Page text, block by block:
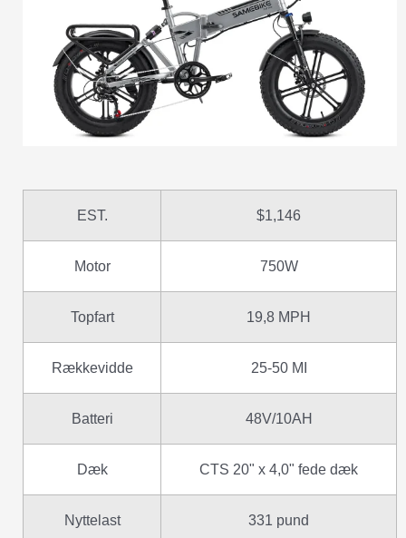
EST. $1,146
Motor 750W
Topfart 19,8 MPH
Rækkevidde 25-50 MI
Batteri 48V/10AH
Dæk CTS 20" x 4,0" fede dæk
Nyttelast 331 pund